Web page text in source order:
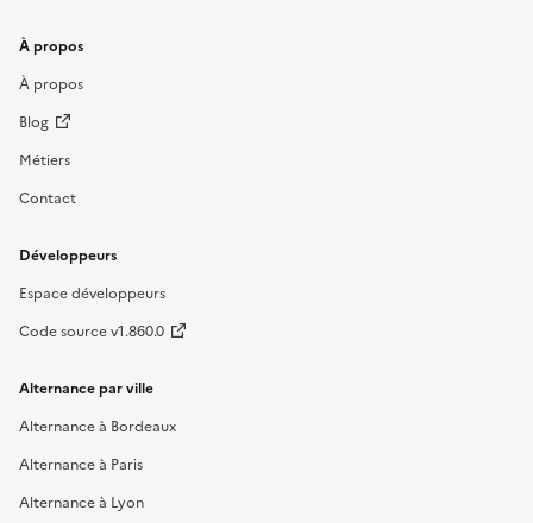
À propos
À propos
Blog
Métiers
Contact
Développeurs
Espace développeurs
Code source v1.860.0
Alternance par ville
Alternance à Bordeaux
Alternance à Paris
Alternance à Lyon